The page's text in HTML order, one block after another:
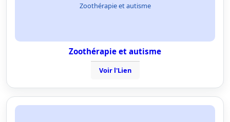
Zoothérapie et autisme
Zoothérapie et autisme
Voir l'Lien